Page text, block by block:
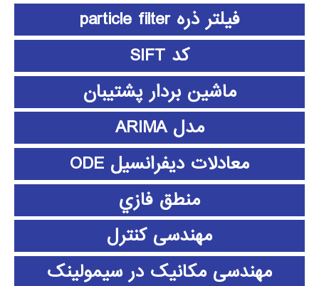
فیلتر ذره particle filter
کد SIFT
ماشین بردار پشتیبان
مدل ARIMA
معادلات دیفرانسیل ODE
منطق فازي
مهندسی کنترل
مهندسی مکانیک در سیمولینک